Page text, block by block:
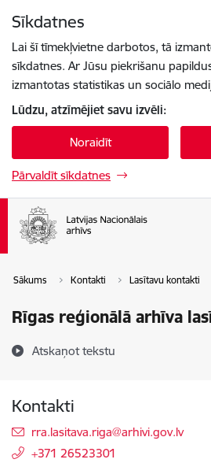
Sīkdatnes
Lai šī tīmekļvietne darbotos, tā
sīkdatnes. Ar Jūsu piekrišanu
izmantotas statistikas un sociālo
Lūdzu, atzīmējiet savu izvēli:
Noraidīt
Pārvaldīt sīkdatnes
Sākums Kontakti Lasītavu kontakti
Rīgas reģionālā arhīva
Atskaņot tekstu
Kontakti
E-pasts:
rra.lasitava.riga@arhivi.gov.lv
+371 26523301